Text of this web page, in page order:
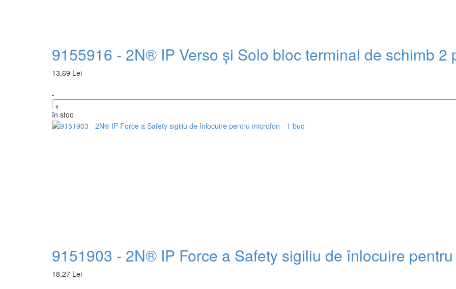
9155916 - 2N® IP Verso și Solo bloc terminal de schimb 2
13,69 Lei
-
+
în stoc
9151903 - 2N® IP Force a Safety sigiliu de înlocuire
18,27 Lei